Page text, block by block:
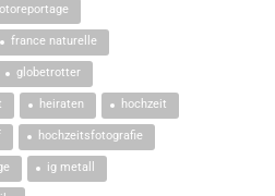
france naturelle
globetrotter
heiraten hochzeit
hochzeitsfotografie
ig metall